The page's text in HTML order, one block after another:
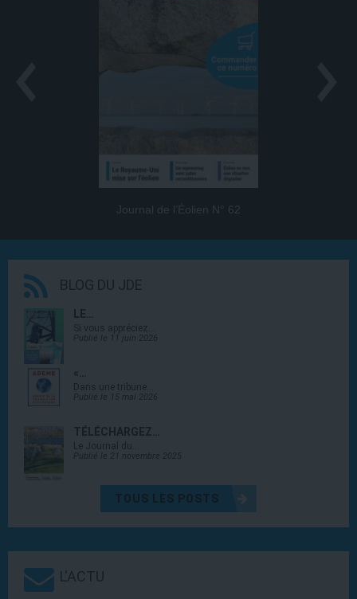
Journal de l’Éolien N° 62
BLOG DU JDE
LE…
Si vous appréciez…
Publié le 11 juin 2026
«…
Dans une tribune…
Publié le 15 mai 2026
TÉLÉCHARGEZ…
Le Journal du…
Publié le 21 novembre 2025
TOUS LES POSTS
L'ACTU